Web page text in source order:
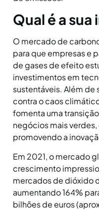
Qual é a
O mercado de
para que empresas e
de gases de efeito
investimentos em
sustentáveis. Além de
contra o caos
fomenta uma
negócios mais
promovendo a
Em 2021, o mercado
crescimento
mercados de dióxido
aumentando 164%
bilhões de euros